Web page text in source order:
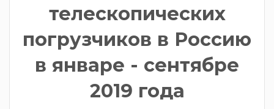
телескопических
погрузчиков в Россию
в январе - сентябре
2019 года